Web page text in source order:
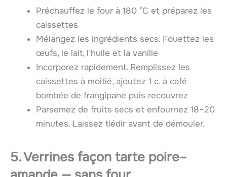
Préchauffez le four à 180 °C et préparez les
caissettes
Mélangez les ingrédients secs. Fouettez les
œufs, le lait, l’huile et la vanille
Incorporez rapidement. Remplissez les
caissettes à moitié, ajoutez 1 c. à café
bombée de frangipane puis recouvrez
Parsemez de fruits secs et enfournez 18–20
minutes. Laissez tiédir avant de démouler.
5. Verrines façon tarte poire–